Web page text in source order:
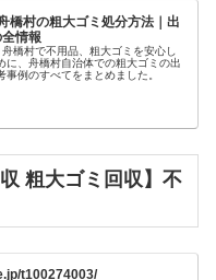
橋村の粗大ゴミ処分方法｜出
情報
橋村で不用品、粗大ゴミを安心し
に、舟橋村自治体での粗大ゴミの出
事例のすべてをまとめました。
粗大ゴミ回収】不
t100274003/